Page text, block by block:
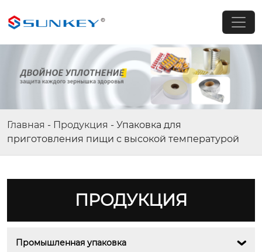
Главная - Продукция - Упаковка для
приготовления пищи с высокой температурой
ПРОДУКЦИЯ
Промышленная упаковка 